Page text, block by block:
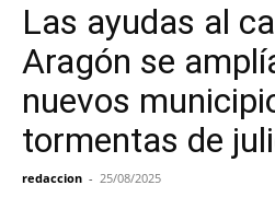
Las ayudas al
Aragón se
nuevos
tormentas de
redaccion - 25/08/2025